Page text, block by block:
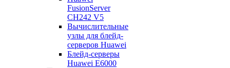
FusionServer
CH242 V5
Вычислительные
узлы для блейд-
серверов Huawei
Блейд-серверы
Huawei E6000